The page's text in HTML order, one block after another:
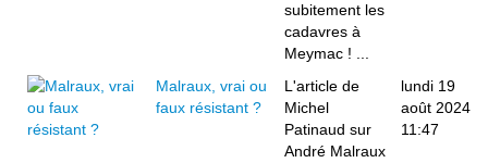
subitement les
cadavres à
Meymac ! ...
Malraux, vrai ou
faux résistant ?
L'article de
Michel
Patinaud sur
André Malraux
lundi 19
août 2024
11:47